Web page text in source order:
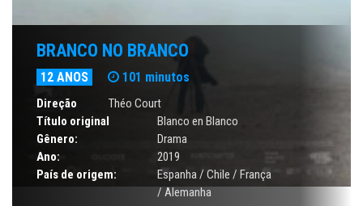
BRANCO NO BRANCO
12 ANOS 101 minutos
Direção
Théo Court
Título original
Blanco en Blanco
Gênero:
Drama
Ano:
2019
País de origem:
Espanha / Chile / França
/ Alemanha